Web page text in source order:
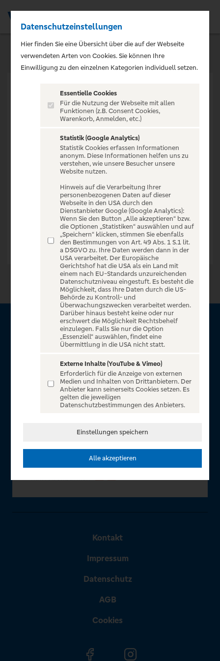
VERANSTALTUNG NICHT
GEFUNDEN
Zur Startseite
Über VR Entertain
für alle Kunden der Volksbanken Raiffeisenbanken. Auf
unserem einzigartigen Portal finden Sie Tickets für
atemberaubende Konzerte, Musicals und Shows, die
Fußball-Bundesliga sowie die Champions League und die
In Zusammenarbeit mit
Kontakt
Impressum
Datenschutz
AGB
Cookies
Datenschutzeinstellungen
Hier finden Sie eine Übersicht über die auf der Webseite
verwendeten Arten von Cookies. Sie können Ihre
Einwilligung zu den einzelnen Kategorien individuell setzen.
Essentielle Cookies
Für die Nutzung der Webseite mit allen
Funktionen (z.B. Consent Cookies,
Warenkorb, Anmelden, etc.)
Statistik (Google Analytics)
Statistik Cookies erfassen Informationen
anonym. Diese Informationen helfen uns zu
verstehen, wie unsere Besucher unsere
Website nutzen.
Hinweis auf die Verarbeitung Ihrer
personenbezogenen Daten auf dieser
Webseite in den USA durch den
Dienstanbieter Google (Google Analytics):
Wenn Sie den Button „Alle akzeptieren“ bzw.
die Optionen „Statistiken“ auswählen und auf
„Speichern“ klicken, stimmen Sie ebenfalls
den Bestimmungen von Art. 49 Abs. 1 S.1 lit.
a DSGVO zu. Ihre Daten werden dann in der
USA verarbeitet. Der Europäische
Gerichtshof hat die USA als ein Land mit
einem nach EU-Standards unzureichenden
Datenschutzniveau eingestuft. Es besteht die
Möglichkeit, dass Ihre Daten durch die US-
Behörde zu Kontroll- und
Überwachungszwecken verarbeitet werden.
Darüber hinaus besteht keine oder nur
erschwert die Möglichkeit Rechtsbehelf
einzulegen. Falls Sie nur die Option
„Essenziell“ auswählen, findet eine
Übermittlung in die USA nicht statt.
Externe Inhalte (YouTube & Vimeo)
Erforderlich für die Anzeige von externen
Medien und Inhalten von Drittanbietern. Der
Anbieter kann seinerseits Cookies setzen. Es
gelten die jeweiligen
Datenschutzbestimmungen des Anbieters.
Einstellungen speichern
Alle akzeptieren